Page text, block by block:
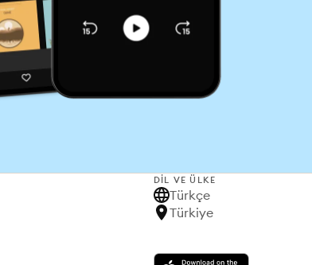
DIL VE ÜLKE
Türkçe
Türkiye